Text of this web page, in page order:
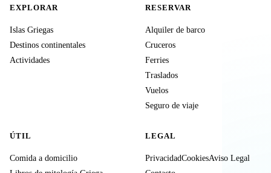
EXPLORAR
Islas Griegas
Destinos continentales
Actividades
RESERVAR
Alquiler de barco
Cruceros
Ferries
Traslados
Vuelos
Seguro de viaje
ÚTIL
Comida a domicilio
LEGAL
PrivacidadCookiesAviso Legal